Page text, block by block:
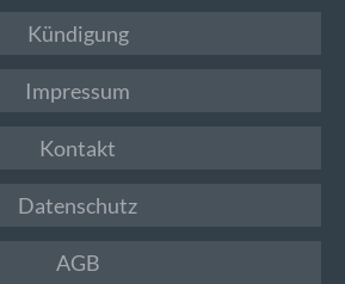
Kündigung
Impressum
Kontakt
Datenschutz
AGB